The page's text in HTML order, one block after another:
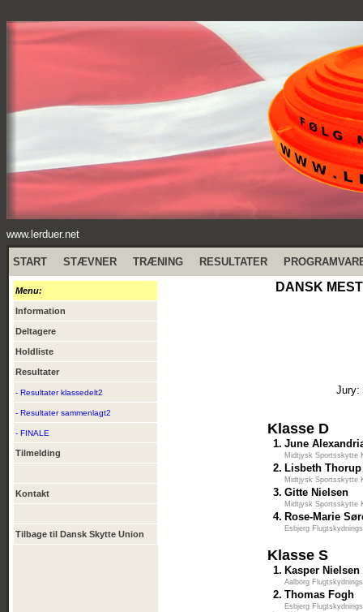
www.lerduer.net
START STÆVNER TRÆNING RESULTATER
Menu:
Information
Deltagere
Holdliste
Resultater
- Resultater klassedelt2
- Resultater sammenlagt2
- FINALE
Tilmelding
Kontakt
Tilbage til Dansk Skytte Union
DANSK
Jury:
Klasse D
1. June
Midtjysk Sportsskytte
2. Lisbeth Thorup
Midtjysk Sportsskytte
3. Gitte Nielsen
Midtjysk Sportsskytte
4. Rose-Marie
Esbjerg
Klasse S
1. Kasper Nielsen
Aalborg
2. Thomas Fogh
Esbjerg